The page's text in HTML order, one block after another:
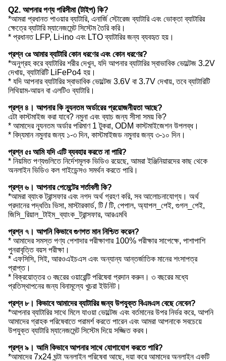
Q2. আপনার পণ্য পরিসীমা (টাইপ) কি?
*আমরা প্রধানত পাওয়ার ব্যাটারি, এনার্জি স্টোরেজ ব্যাটারি এবং ভোক্তা ব্যাটারির
ক্ষেত্রে ব্যাটারি ম্যানেজমেন্ট সিস্টেম তৈরি করি।
* প্রধানত LFP, Li-ino এবং LTO ব্যাটারির জন্য ব্যবহৃত হয়।
প্রশ্ন ৩ঃ আমার ব্যাটারি কোন ধরণের এবং কোন ধরণের?
*অনুগ্রহ করে ব্যাটারির শরীর দেখুন, যদি আপনার ব্যাটারির স্বাভাবিক ভোল্টেজ 3.2V
দেখায়, ব্যাটারিটি LiFePo4 হয়।
* যদি আপনার ব্যাটারির স্বাভাবিক ভোল্টেজ 3.6V বা 3.7V দেখায়, তবে ব্যাটারিটি
লিথিয়াম-আয়ন বা এলটিও ব্যাটারি।
প্রশ্ন ৪। আপনার কি ন্যূনতম অর্ডারের প্রয়োজনীয়তা আছে?
এটা কাস্টমাইজ করা যাবে? নমুনা এবং ব্যাচ জন্য সীসা সময় কি?
* আমাদের ন্যূনতম অর্ডার পরিমাণ 1 টুকরা, ODM কাস্টমাইজেশন উপলব্ধ।
* বিদ্যমান নমুনার জন্য ১-৩ দিন, কাস্টমাইজড নমুনার জন্য ৩-১০ দিন।
প্রশ্ন ৫ঃ আমি যদি এটি ব্যবহার করতে না পারি?
* নিয়মিত পণ্যগুলিতে নির্দেশমূলক ভিডিও রয়েছে, আমরা ইঞ্জিনিয়ারদের কাছ থেকে
অনলাইন ভিডিও কল গাইডেন্সও সমর্থন করতে পারি।
প্রশ্ন ৬। আপনার পেমেন্টের শর্তাবলী কি?
*আমরা ব্যাংক ট্রান্সফার এবং নগদ অর্থ গ্রহণ করি, সব আলোচনাযোগ্য। অর্থ
প্রদানের পদ্ধতিঃ ভিসা, মাস্টারকার্ড, টি / টি, পেপাল, অ্যাপল_পেই, গুগল_পেই,
জিসি_রিয়াল_টাইম_ব্যাংক_ট্রান্সফার, আরএমবি
প্রশ্ন ৭। আপনি কিভাবে গুণগত মান নিশ্চিত করেন?
* আমাদের সমস্ত পণ্য পেশাদার পরীক্ষাগার 100% পরীক্ষার সাপেক্ষে, পাশাপাশি
পুনরাবৃত্তি বয়স পরীক্ষা।
* এফসিসি, সিই, আরওএইচএস এবং অন্যান্য আন্তর্জাতিক মানের শংসাপত্র
প্রাপ্ত।
* বিক্রয়োত্তর ৩ বছরের ওয়ারেন্টি পরিষেবা প্রদান করুন। ৩ বছরের মধ্যে
প্রতিস্থাপনের জন্য বিনামূল্যে খুচরা ইউনিট।
প্রশ্ন ৮। কিভাবে আমাদের ব্যাটারির জন্য উপযুক্ত বিএমএস বেছে নেবেন?
*আপনার ব্যাটারির সাথে মিলে যাওয়া ভোল্টেজ এবং বর্তমানের উপর নির্ভর করে, আপনি
আমাদের গ্রাহক পরিষেবাতে পরামর্শ করতে পারেন এবং আমরা আপনাকে সবচেয়ে
উপযুক্ত ব্যাটারি ম্যানেজমেন্ট সিস্টেম দিয়ে সজ্জিত করব।
প্রশ্ন ৯। আমি কিভাবে আপনার সাথে যোগাযোগ করতে পারি?
*আমাদের 7x24 ঘন্টা অনলাইন পরিষেবা আছে, দয়া করে আমাদের অনলাইন একটি